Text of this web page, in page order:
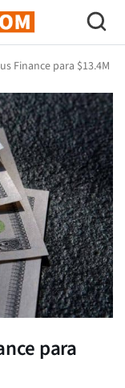
Finance para $13.4M
para